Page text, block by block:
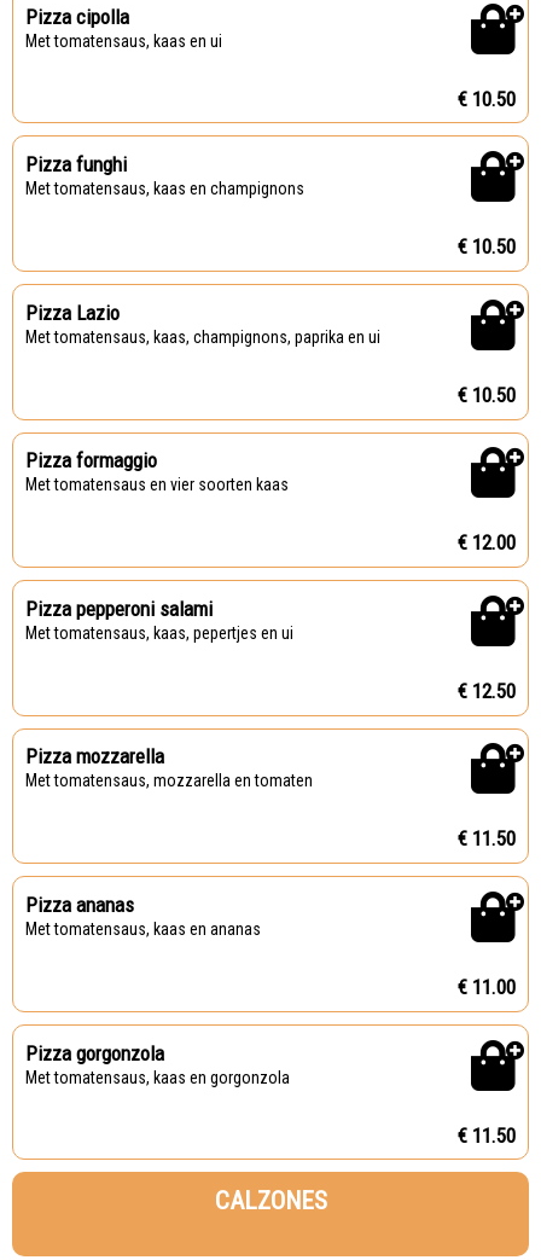
Pizza cipolla
Met tomatensaus, kaas en ui
€ 10.50
Pizza funghi
Met tomatensaus, kaas en champignons
€ 10.50
Pizza Lazio
Met tomatensaus, kaas, champignons, paprika en ui
€ 10.50
Pizza formaggio
Met tomatensaus en vier soorten kaas
€ 12.00
Pizza pepperoni salami
Met tomatensaus, kaas, pepertjes en ui
€ 12.50
Pizza mozzarella
Met tomatensaus, mozzarella en tomaten
€ 11.50
Pizza ananas
Met tomatensaus, kaas en ananas
€ 11.00
Pizza gorgonzola
Met tomatensaus, kaas en gorgonzola
€ 11.50
CALZONES